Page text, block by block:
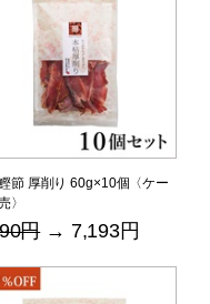
節 厚削り 60g×10個〈ケー
〉
円→ 7,193円